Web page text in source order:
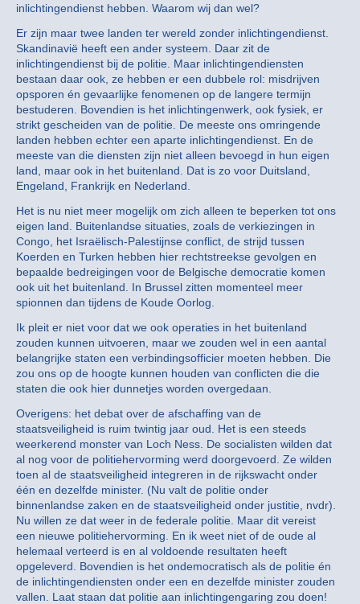
inlichtingendienst hebben. Waarom wij dan wel?
Er zijn maar twee landen ter wereld zonder inlichtingendienst.
Skandinavië heeft een ander systeem. Daar zit de
inlichtingendienst bij de politie. Maar inlichtingendiensten
bestaan daar ook, ze hebben er een dubbele rol: misdrijven
opsporen én gevaarlijke fenomenen op de langere termijn
bestuderen. Bovendien is het inlichtingenwerk, ook fysiek, er
strikt gescheiden van de politie. De meeste ons omringende
landen hebben echter een aparte inlichtingendienst. En de
meeste van die diensten zijn niet alleen bevoegd in hun eigen
land, maar ook in het buitenland. Dat is zo voor Duitsland,
Engeland, Frankrijk en Nederland.
Het is nu niet meer mogelijk om zich alleen te beperken tot ons
eigen land. Buitenlandse situaties, zoals de verkiezingen in
Congo, het Israëlisch-Palestijnse conflict, de strijd tussen
Koerden en Turken hebben hier rechtstreekse gevolgen en
bepaalde bedreigingen voor de Belgische democratie komen
ook uit het buitenland. In Brussel zitten momenteel meer
spionnen dan tijdens de Koude Oorlog.
Ik pleit er niet voor dat we ook operaties in het buitenland
zouden kunnen uitvoeren, maar we zouden wel in een aantal
belangrijke staten een verbindingsofficier moeten hebben. Die
zou ons op de hoogte kunnen houden van conflicten die die
staten die ook hier dunnetjes worden overgedaan.
Overigens: het debat over de afschaffing van de
staatsveiligheid is ruim twintig jaar oud. Het is een steeds
weerkerend monster van Loch Ness. De socialisten wilden dat
al nog voor de politiehervorming werd doorgevoerd. Ze wilden
toen al de staatsveiligheid integreren in de rijkswacht onder
één en dezelfde minister. (Nu valt de politie onder
binnenlandse zaken en de staatsveiligheid onder justitie, nvdr).
Nu willen ze dat weer in de federale politie. Maar dit vereist
een nieuwe politiehervorming. En ik weet niet of de oude al
helemaal verteerd is en al voldoende resultaten heeft
opgeleverd. Bovendien is het ondemocratisch als de politie én
de inlichtingendiensten onder een en dezelfde minister zouden
vallen. Laat staan dat politie aan inlichtingengaring zou doen!